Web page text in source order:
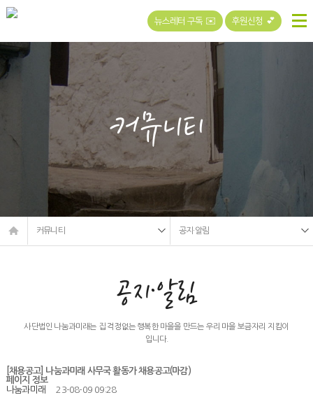
뉴스레터 구독 ✉️ 후원신청 💕
커뮤니티
커뮤니티 공지·알림
공지·알림
사단법인 나눔과미래는 집 걱정없는 행복한 마을을 만드는 우리 마을 보금자리 지킴이
입니다.
[채용공고] 나눔과미래 사무국 활동가 채용공고(마감)
페이지 정보
나눔과미래
23-08-09 09:28